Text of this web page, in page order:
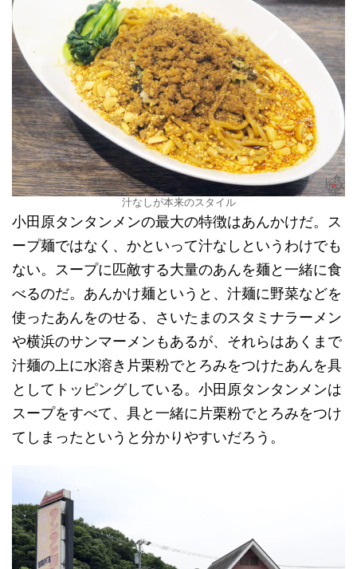
汁なしが本来のスタイル
小田原タンタンメンの最大の特徴はあんかけだ。ス
ープ麺ではなく、かといって汁なしというわけでも
ない。スープに匹敵する大量のあんを麺と一緒に食
べるのだ。あんかけ麺というと、汁麺に野菜などを
使ったあんをのせる、さいたまのスタミナラーメン
や横浜のサンマーメンもあるが、それらはあくまで
汁麺の上に水溶き片栗粉でとろみをつけたあんを具
としてトッピングしている。小田原タンタンメンは
スープをすべて、具と一緒に片栗粉でとろみをつけ
てしまったというと分かりやすいだろう。